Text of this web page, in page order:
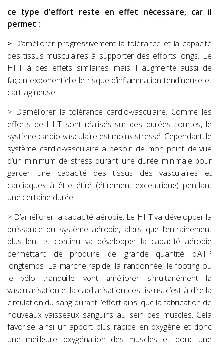
ce type d'effort reste en effet nécessaire, car il
permet :
> D’améliorer progressivement la tolérance et la capacité
des tissus musculaires à supporter des efforts longs. Le
HIIT à des effets similaires, mais il augmente aussi de
façon exponentielle le risque d’inflammation tendineuse et
cartilagineuse.
> D’améliorer la tolérance cardio-vasculaire. Comme les
efforts de HIIT sont réalisés sur des durées courtes, le
système cardio-vasculaire est moins stressé. Cependant, le
système cardio-vasculaire a besoin de mon point de vue
d’un minimum de stress durant une durée minimale pour
garder une capacité des tissus des vasculaires et
cardiaques à être étiré (étirement excentrique) pendant
une certaine durée.
> D’améliorer la capacité aérobie. Le HIIT va développer la
puissance du système aérobie, alors que l’entrainement
plus lent et continu va développer la capacité aérobie
permettant de produire de grande quantité d’ATP
longtemps. La marche rapide, la randonnée, le footing ou
le vélo tranquille vont améliorer simultanément la
vascularisation et la capillarisation des tissus, c’est-à-dire la
circulation du sang durant l’effort ainsi que la fabrication de
nouveaux vaisseaux sanguins au sein des muscles. Cela
favorise ainsi un apport plus rapide en oxygène et donc
une meilleure oxygénation des muscles et donc une